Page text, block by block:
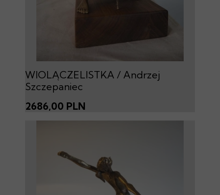
WIOLĄCZELISTKA / Andrzej
Szczepaniec
2686,00 PLN